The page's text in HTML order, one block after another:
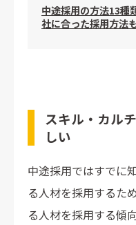
中途採用の方法13種
社に合った採用方法
スキル・カル
しい
中途採用ではすでに
る人材を採用するた
る人材を採用する傾